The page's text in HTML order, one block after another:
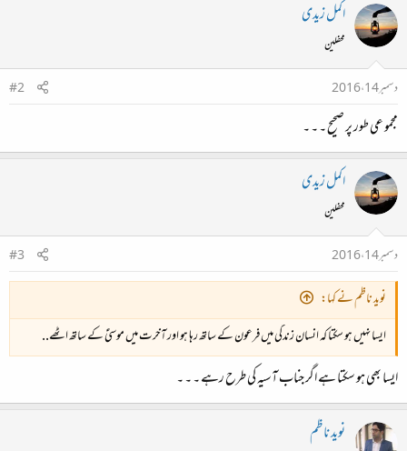
اکمل زیدی
محفلین
دسمبر 14، 2016
#2
مجمو عی طور پر صحیح ۔ ۔ ۔
اکمل زیدی
محفلین
دسمبر 14، 2016
#3
نوید ناظم نے کہا:
ایسا نہیں ہو سکتا کہ انسان زندگی میں فرعون کے ساتھ رہا ہو اور آخرت میں موسیٰؑ کے ساتھ اٹھے..
ایسا بھی ہو سکتا ہے اگر جناب آسیہ کی طرح رہے ۔ ۔ ۔
نوید ناظم